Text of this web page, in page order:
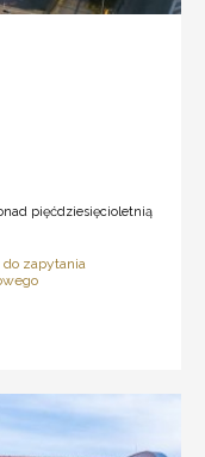
pięćdziesięcioletnią